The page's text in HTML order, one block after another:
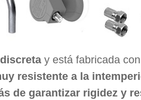
y está fabricada con
resistente a la
de garantizar rigidez y